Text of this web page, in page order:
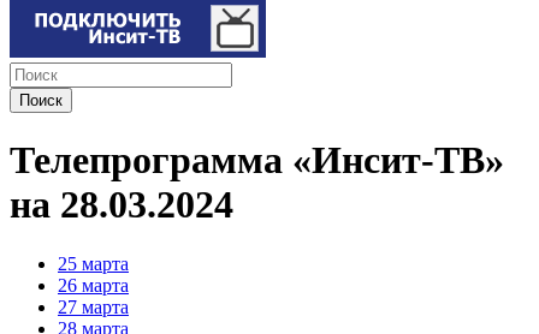
Телепрограмма «Инсит-ТВ»
на 28.03.2024
25 марта
26 марта
27 марта
28 марта